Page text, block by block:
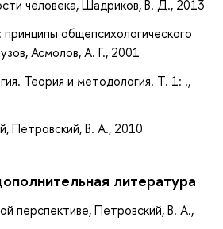
человека, Шадриков, В. Д., 2013
общепсихологического
Асмолов, А. Г., 2001
Теория и методология. Т. 1: .,
Петровский, В. А., 2010
литература
перспективе, Петровский, В. А.,